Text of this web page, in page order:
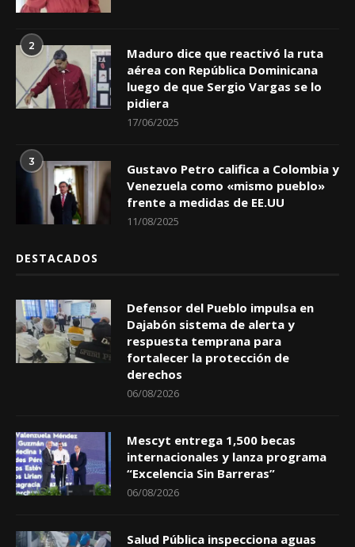
2
Maduro dice que reactivó la ruta
aérea con República Dominicana
luego de que Sergio Vargas se lo
pidiera
17/06/2025
3
Gustavo Petro califica a Colombia y
Venezuela como «mismo pueblo»
frente a medidas de EE.UU
11/08/2025
DESTACADOS
Defensor del Pueblo impulsa en
Dajabón sistema de alerta y
respuesta temprana para
fortalecer la protección de
derechos
06/08/2026
Mescyt entrega 1,500 becas
internacionales y lanza programa
“Excelencia Sin Barreras”
06/08/2026
Salud Pública inspecciona aguas